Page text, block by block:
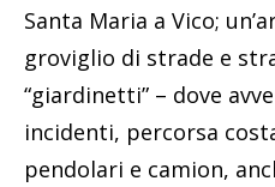
Santa Maria a Vico;
groviglio di strade e
“giardinetti” – dove
incidenti, percorsa
pendolari e camion,